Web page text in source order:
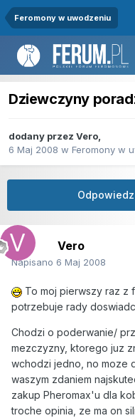
Feromony w uwodzeniu
Dziewczyny
dodany przez Vero,
6 Maj 2008 w Feromony w
Vero
Napisano 6 Maj 2008
To moj pierwszy raz z
potrzebuje rady
Chodzi o poderwanie/
mezczyzny, ktorego juz
wchodzi jedno, no moze
waszym zdaniem
zakup Pheromax'u dla
troche opinia, ze ma on